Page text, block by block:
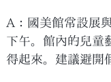
A：國美館常設展
下午。館內的兒童
得起來。建議避開